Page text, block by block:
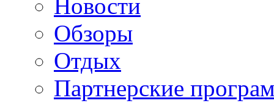
Новости
Обзоры
Отдых
Партнерские